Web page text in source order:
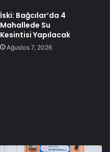
İski: Bağcılar’da 4
Mahallede Su
Kesintisi Yapılacak
Ağustos 7, 2026